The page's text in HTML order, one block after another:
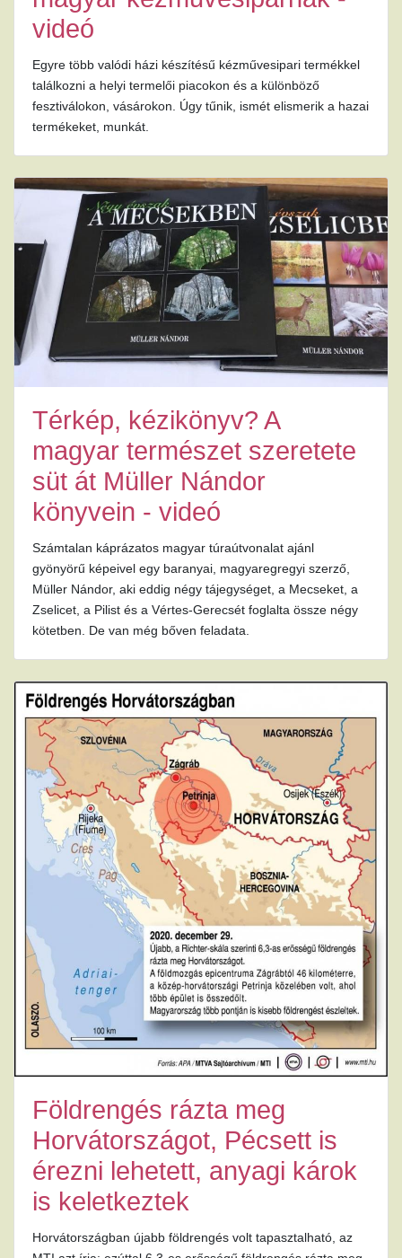
videó
Egyre több valódi házi készítésű kézművesipari termékkel
találkozni a helyi termelői piacokon és a különböző
fesztiválokon, vásárokon. Úgy tűnik, ismét elismerik a hazai
termékeket, munkát.
Térkép, kézikönyv? A
magyar természet szeretete
süt át Müller Nándor
könyvein - videó
Számtalan káprázatos magyar túraútvonalat ajánl
gyönyörű képeivel egy baranyai, magyaregregyi szerző,
Müller Nándor, aki eddig négy tájegységet, a Mecseket, a
Zselicet, a Pilist és a Vértes-Gerecsét foglalta össze négy
kötetben. De van még bőven feladata.
Földrengés rázta meg
Horvátországot, Pécsett is
érezni lehetett, anyagi károk
is keletkeztek
Horvátországban újabb földrengés volt tapasztalható, az